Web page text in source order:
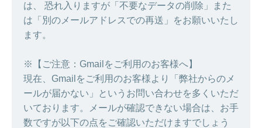
は、 恐れ入りますが「不要なデータの削除」また
は「別のメールアドレスでの再送」をお願いいたし
ます。
※【ご注意：Gmailをご利用のお客様へ】
現在、Gmailをご利用のお客様より「弊社からのメ
ールが届かない」というお問い合わせを多くいただ
いております。メールが確認できない場合は、お手
数ですが以下の点をご確認いただけますでしょう